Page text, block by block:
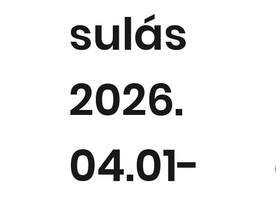
sulás
2026.
04.01-